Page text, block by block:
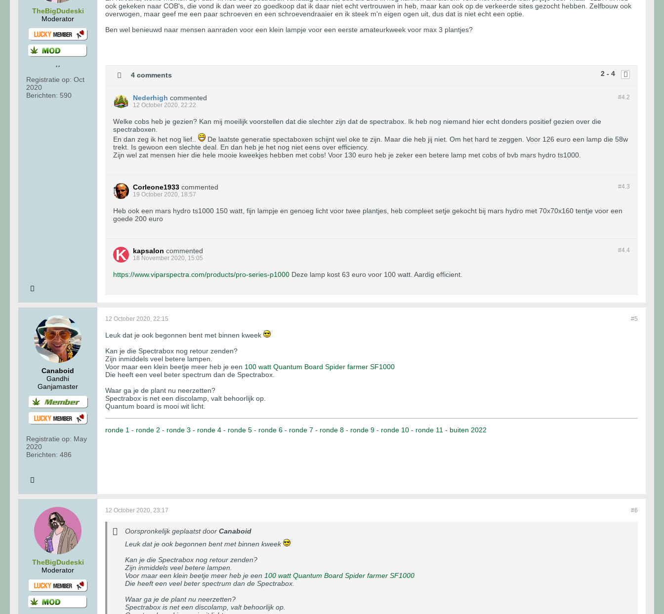
TheBigDudeski
Moderator
Registratie op: Oct
2020
Berichten: 590
ook gekeken naar COB's, die vond ik dan weer zo goedkoop dat ik daar niet echt vertrouwen in heb, maar kan ook op de verkeerde sites gezocht hebben. Zelfbouw ook
overwogen, maar geef me een paar schroeven en een schroevendraaier en ik steek m'n eigen ogen uit, dus dat is niet echt een optie.
Ben wel benieuwd naar mensen aanraden voor een klein lampje voor een eerste amateurkweek voor max 3 plantjes?
2 - 4
4 comments
#4.2
Nederhigh commented
12 October 2020, 22:22
Welke cobs heb je gezien? Kan mij moeilijk voorstellen dat die slechter zijn dat de spectrabox. Ik heb nog niemand hier echt donders positief gezien over die
spectraboxen.
En dan zeg ik het nog lief..
De laatste generatie spectaboxen schijnt wel oke te zijn. Maar die heb jij niet. Om het hard te zeggen. Voor 126 euro een lamp die 58w
trekt. Is gewoon een slechte deal. En dan heb je het nog niet eens over efficiency.
Zijn wel zat mensen hier die hele mooie kweekjes hebben met cobs! Voor 130 euro heb je zeker een betere lamp met cobs of bvb mars hydro ts1000.
#4.3
Corleone1933 commented
19 October 2020, 18:57
Heb ook een mars hydro ts1000 150 watt, fijn lampje en genoeg licht voor twee plantjes, heb compleet setje gekocht bij mars hydro met 70x70x160 tentje voor een
goede 200 euro
#4.4
kapsalon commented
18 November 2020, 15:05
https://www.viparspectra.com/products/pro-series-p1000 Deze lamp kost 63 euro voor 100 watt. Aardig efficient.
Canaboid
Gandhi
Ganjamaster
Registratie op: May
2020
Berichten: 486
#5
12 October 2020, 22:15
Leuk dat je ook begonnen bent met binnen kweek
Kan je die Spectrabox nog retour zenden?
Zijn inmiddels veel betere lampen.
Voor maar een klein beetje meer heb je een 100 watt Quantum Board Spider farmer SF1000
Die heeft een veel beter spectrum dan de Spectrabox.
Waar ga je de plant nu neerzetten?
Spectrabox is net een discolamp, valt behoorlijk op.
Quantum board is mooi wit licht.
ronde 1 - ronde 2 - ronde 3 - ronde 4 - ronde 5 - ronde 6 - ronde 7 - ronde 8 - ronde 9 - ronde 10 - ronde 11 - buiten 2022
TheBigDudeski
Moderator
#6
12 October 2020, 23:17
Oorspronkelijk geplaatst door Canaboid
Leuk dat je ook begonnen bent met binnen kweek
Kan je die Spectrabox nog retour zenden?
Zijn inmiddels veel betere lampen.
Voor maar een klein beetje meer heb je een 100 watt Quantum Board Spider farmer SF1000
Die heeft een veel beter spectrum dan de Spectrabox.
Waar ga je de plant nu neerzetten?
Spectrabox is net een discolamp, valt behoorlijk op.